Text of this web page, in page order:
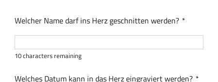
Welcher Name darf ins Herz geschnitten werden? *
10characters remaining
Welches Datum kann in das Herz eingraviert werden? *